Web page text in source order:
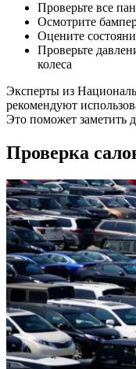
Проверьте все
Осмотрите
Оцените
Проверьте
колеса
Эксперты из
рекомендуют
Это поможет заметить
Проверка